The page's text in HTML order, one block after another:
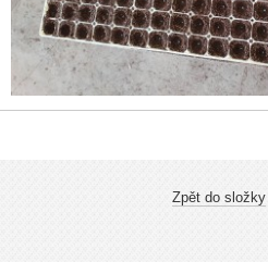
Zpět do složky